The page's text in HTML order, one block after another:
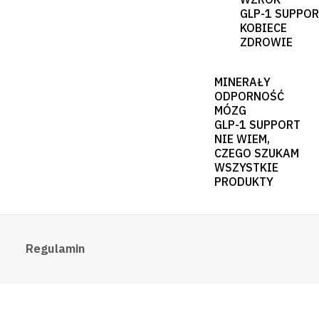
GLP-1
KOBIECE
ZDROWIE
MINERAŁY
ODPORNOŚĆ
MÓZG
GLP-1 SUPPORT
NIE WIEM,
CZEGO SZUKAM
WSZYSTKIE
PRODUKTY
Regulamin